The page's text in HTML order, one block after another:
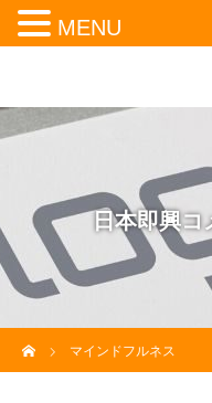
日本即興
マインドフルネス
MENU